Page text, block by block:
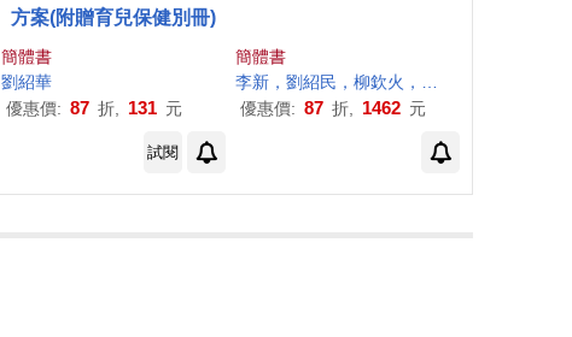
方案(附贈育兒保健別冊)
簡體書
劉紹華
優惠價: 87 折, 131 元
簡體書
李新，劉紹民，柳欽火，肖青，馬明國，晉銳，車濤，郭建文，冉有
優惠價: 87 折, 1462 元
試閱